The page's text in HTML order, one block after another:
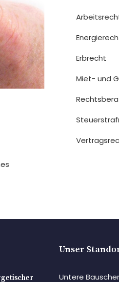
Erbrecht
Miet- und
Unser
Untere